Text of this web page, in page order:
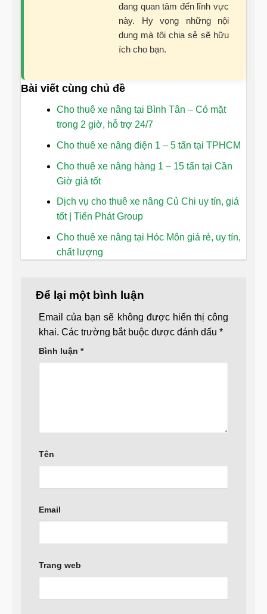
đang quan tâm đến lĩnh vực
này. Hy vọng những nội
dung mà tôi chia sẻ sẽ hữu
ích cho bạn.
Bài viết cùng chủ đề
Cho thuê xe nâng tại Bình Tân – Có mặt
trong 2 giờ, hỗ trợ 24/7
Cho thuê xe nâng điện 1 – 5 tấn tại TPHCM
Cho thuê xe nâng hàng 1 – 15 tấn tại Cần
Giờ giá tốt
Dịch vụ cho thuê xe nâng Củ Chi uy tín, giá
tốt | Tiến Phát Group
Cho thuê xe nâng tại Hóc Môn giá rẻ, uy tín,
chất lượng
Để lại một bình luận
Email của bạn sẽ không được hiển thị công
khai. Các trường bắt buộc được đánh dấu *
Bình luận *
Tên
Email
Trang web